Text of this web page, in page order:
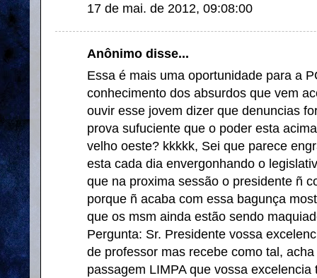
17 de mai. de 2012, 09:08:00
Anônimo disse...
Essa é mais uma oportunidade para a
conhecimento dos absurdos que vem
ouvir esse jovem dizer que denuncias
prova sufuciente que o poder esta
velho oeste? kkkkk, Sei que parece
esta cada dia envergonhando o
que na proxima sessão o presidente ñ
porque ñ acaba com essa bagunça
que os msm ainda estão sendo
Pergunta: Sr. Presidente vossa
de professor mas recebe como tal,
passagem LIMPA que vossa